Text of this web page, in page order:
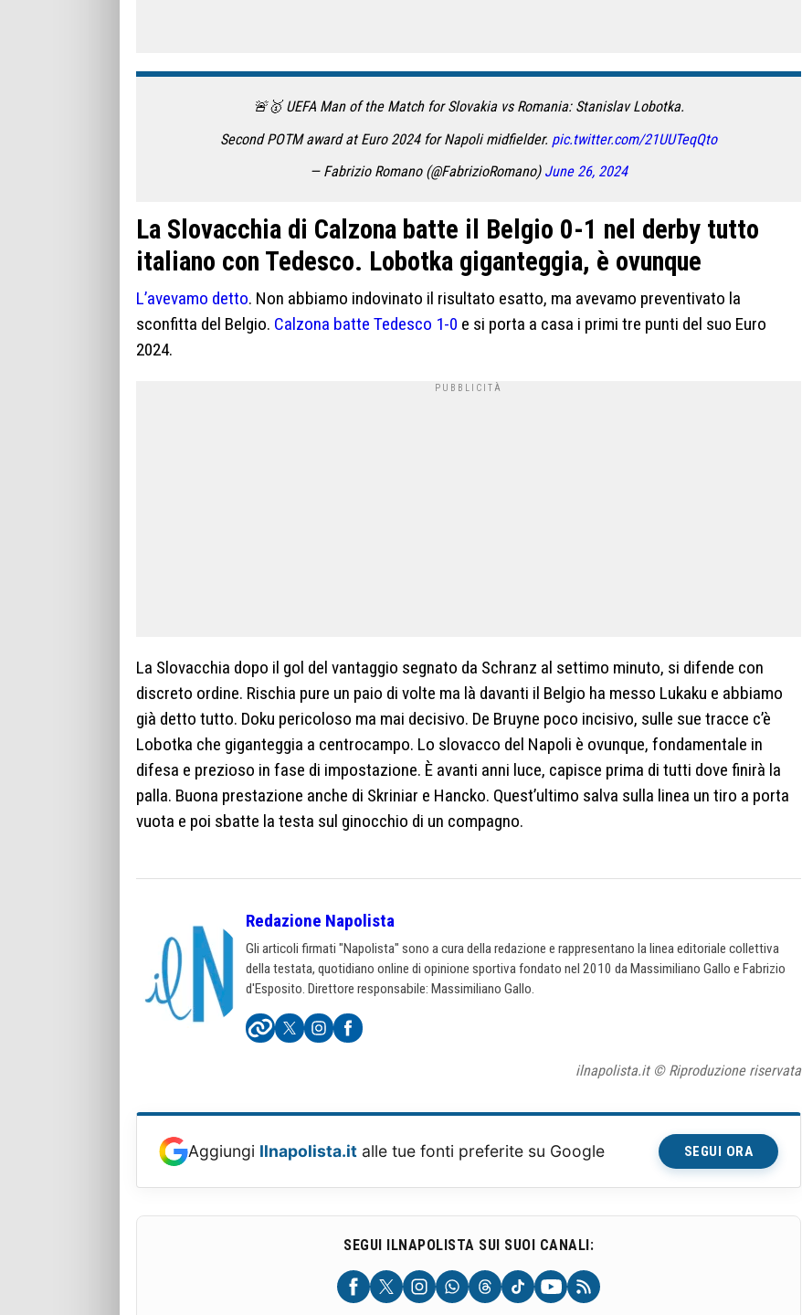
🚨🥇 UEFA Man of the Match for Slovakia vs Romania: Stanislav Lobotka.
Second POTM award at Euro 2024 for Napoli midfielder. pic.twitter.com/21UUTeqQto
— Fabrizio Romano (@FabrizioRomano) June 26, 2024
La Slovacchia di Calzona batte il Belgio 0-1 nel derby tutto
italiano con Tedesco. Lobotka giganteggia, è ovunque
L’avevamo detto. Non abbiamo indovinato il risultato esatto, ma avevamo preventivato la
sconfitta del Belgio. Calzona batte Tedesco 1-0 e si porta a casa i primi tre punti del suo Euro
2024.
La Slovacchia dopo il gol del vantaggio segnato da Schranz al settimo minuto, si difende con
discreto ordine. Rischia pure un paio di volte ma là davanti il Belgio ha messo Lukaku e abbiamo
già detto tutto. Doku pericoloso ma mai decisivo. De Bruyne poco incisivo, sulle sue tracce c’è
Lobotka che giganteggia a centrocampo. Lo slovacco del Napoli è ovunque, fondamentale in
difesa e prezioso in fase di impostazione. È avanti anni luce, capisce prima di tutti dove finirà la
palla. Buona prestazione anche di Skriniar e Hancko. Quest’ultimo salva sulla linea un tiro a porta
vuota e poi sbatte la testa sul ginocchio di un compagno.
Redazione Napolista
Gli articoli firmati "Napolista" sono a cura della redazione e rappresentano la linea editoriale collettiva
della testata, quotidiano online di opinione sportiva fondato nel 2010 da Massimiliano Gallo e Fabrizio
d'Esposito. Direttore responsabile: Massimiliano Gallo.
ilnapolista.it © Riproduzione riservata
Aggiungi Ilnapolista.it alle tue fonti preferite su Google SEGUI ORA
SEGUI ILNAPOLISTA SUI SUOI CANALI: